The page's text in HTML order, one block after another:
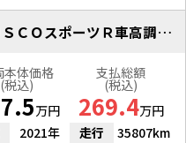
ＢＲＺ Ｒ ６速ＭＴ ＣＵＳＣＯスポーツＲ車高調 ９インチナビ
本体価格
(税込)
万円
支払総額
(税込)
269.4万円
2021年 走行
35807km